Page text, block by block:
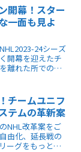
りです。
開幕！スター
一面も見よ
24シーズ
開幕を迎えたチ
離れた所での話
さい。
チームユニフ
テムの革新案
NHL改革案をご
由化、延長戦の
ーグをもっと面